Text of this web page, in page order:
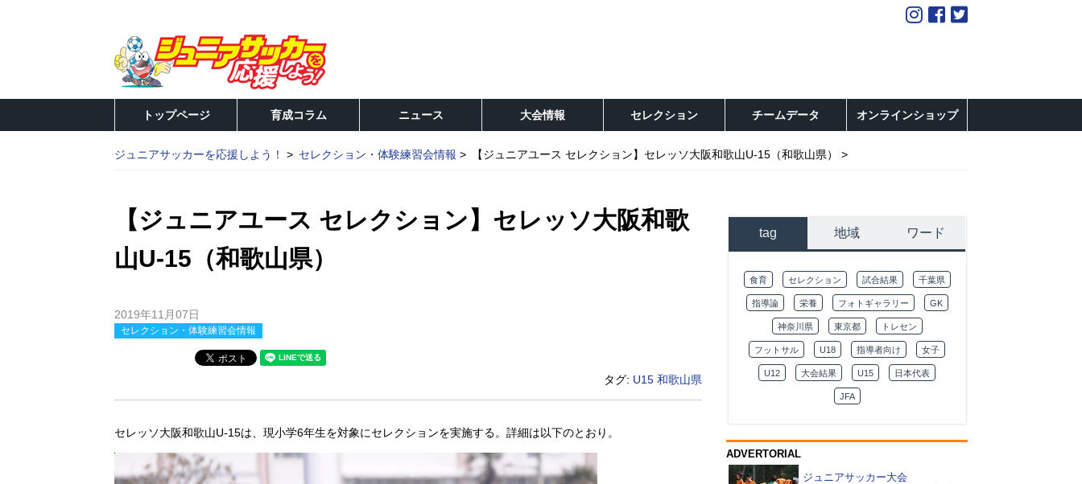
トップページ 育成コラム ニュース 大会情報 セレクション チームデータ オンラインショップ
ジュニアサッカーを応援しよう！ セレクション・体験練習会情報 【ジュニアユース セレクション】セレッソ大阪和歌山U-15（和歌山県）
【ジュニアユース セレクション】セレッソ大阪和歌
山U-15（和歌山県）
2019年11月07日
セレクション・体験練習会情報
タグ: U15 和歌山県
セレッソ大阪和歌山U-15は、現小学6年生を対象にセレクションを実施する。詳細は以下のとおり。
tag 地域 ワード
食育 セレクション 試合結果 千葉県
指導論 栄養 フォトギャラリー GK
神奈川県 東京都 トレセン
フットサル U18 指導者向け 女子
U12 大会結果 U15 日本代表
JFA
ADVERTORIAL
ジュニアサッカー大会